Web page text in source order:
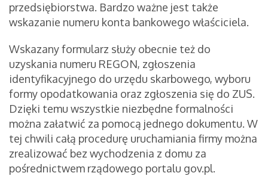
przedsiębiorstwa. Bardzo ważne jest także
wskazanie numeru konta bankowego właściciela.
Wskazany formularz służy obecnie też do
uzyskania numeru REGON, zgłoszenia
identyfikacyjnego do urzędu skarbowego, wyboru
formy opodatkowania oraz zgłoszenia się do ZUS.
Dzięki temu wszystkie niezbędne formalności
można załatwić za pomocą jednego dokumentu. W
tej chwili całą procedurę uruchamiania firmy można
zrealizować bez wychodzenia z domu za
pośrednictwem rządowego portalu gov.pl.